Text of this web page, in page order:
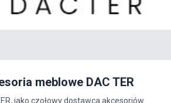
meblowe DAC TER
jako czołowy dostawca akcesoriów